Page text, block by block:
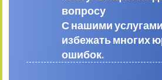
вопросу
С нашими
избежать многих
ошибок.